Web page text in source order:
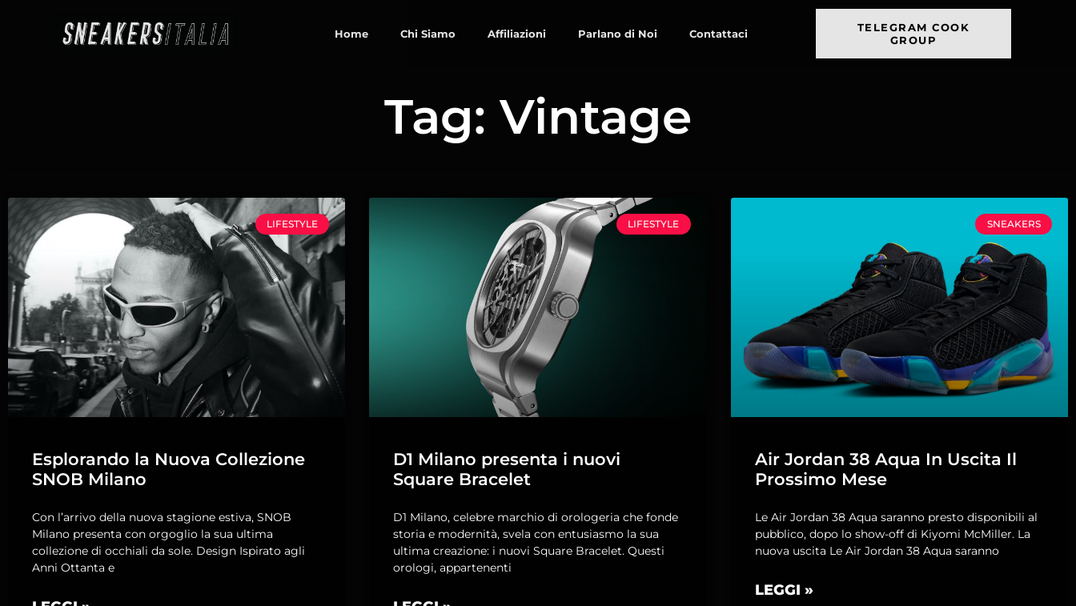
Home Chi Siamo Affiliazioni Parlano di Noi Contattaci
TELEGRAM COOK
GROUP
Tag: Vintage
LIFESTYLE
Esplorando la Nuova Collezione
SNOB Milano
Con l’arrivo della nuova stagione estiva, SNOB
Milano presenta con orgoglio la sua ultima
collezione di occhiali da sole. Design Ispirato agli
Anni Ottanta e
LIFESTYLE
D1 Milano presenta i nuovi
Square Bracelet
D1 Milano, celebre marchio di orologeria che fonde
storia e modernità, svela con entusiasmo la sua
ultima creazione: i nuovi Square Bracelet. Questi
orologi, appartenenti
SNEAKERS
Air Jordan 38 Aqua In Uscita Il
Prossimo Mese
Le Air Jordan 38 Aqua saranno presto disponibili al
pubblico, dopo lo show-off di Kiyomi McMiller. La
nuova uscita Le Air Jordan 38 Aqua saranno
LEGGI »